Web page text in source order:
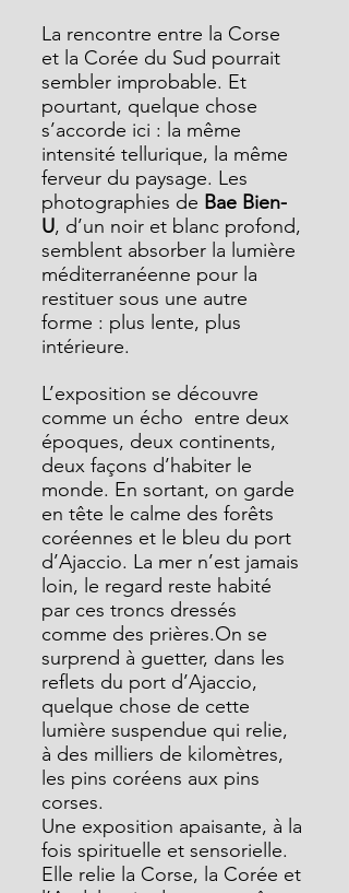
La rencontre entre la Corse
et la Corée du Sud pourrait
sembler improbable. Et
pourtant, quelque chose
s’accorde ici : la même
intensité tellurique, la même
ferveur du paysage. Les
photographies de Bae Bien-
U, d’un noir et blanc profond,
semblent absorber la lumière
méditerranéenne pour la
restituer sous une autre
forme : plus lente, plus
intérieure.
L’exposition se découvre
comme un écho  entre deux
époques, deux continents,
deux façons d’habiter le
monde. En sortant, on garde
en tête le calme des forêts
coréennes et le bleu du port
d’Ajaccio. La mer n’est jamais
loin, le regard reste habité
par ces troncs dressés
comme des prières.On se
surprend à guetter, dans les
reflets du port d’Ajaccio,
quelque chose de cette
lumière suspendue qui relie,
à des milliers de kilomètres,
les pins coréens aux pins
corses.
Une exposition apaisante, à la
fois spirituelle et sensorielle.
Elle relie la Corse, la Corée et